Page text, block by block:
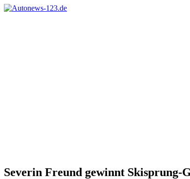
Zum
Severin Freund gewinnt Skisprung-